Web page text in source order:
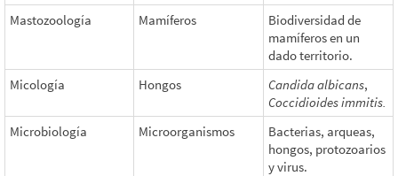
Mastozoología
Mamíferos
Biodiversidad de
mamíferos en un
dado territorio.
Micología
Hongos Candida albicans,
Coccidioides immitis.
Microbiología
Microorganismos
Bacterias, arqueas,
hongos, protozoarios
y virus.